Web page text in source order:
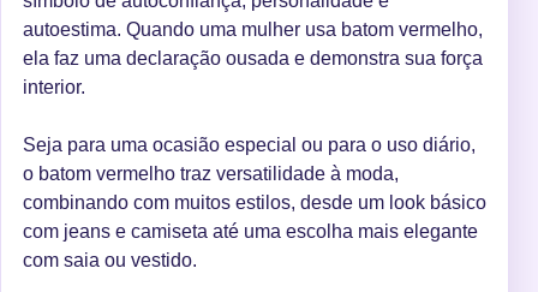
autoestima. Quando uma mulher usa batom vermelho,
ela faz uma declaração ousada e demonstra sua força
interior.
Seja para uma ocasião especial ou para o uso diário,
o batom vermelho traz versatilidade à moda,
combinando com muitos estilos, desde um look básico
com jeans e camiseta até uma escolha mais elegante
com saia ou vestido.